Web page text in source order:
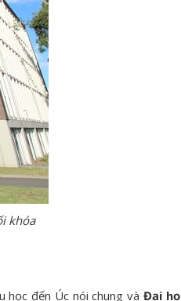
khóa
đến Úc nói chung và Đại